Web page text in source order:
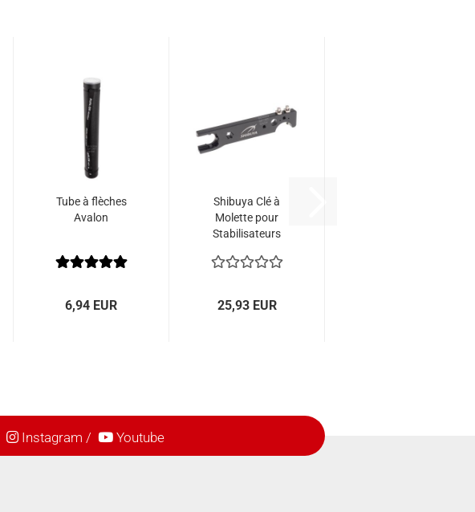
Tube à flèches
Avalon
6,94 EUR
Shibuya Clé à
Molette pour
Stabilisateurs
25,93 EUR
Instagram / Youtube